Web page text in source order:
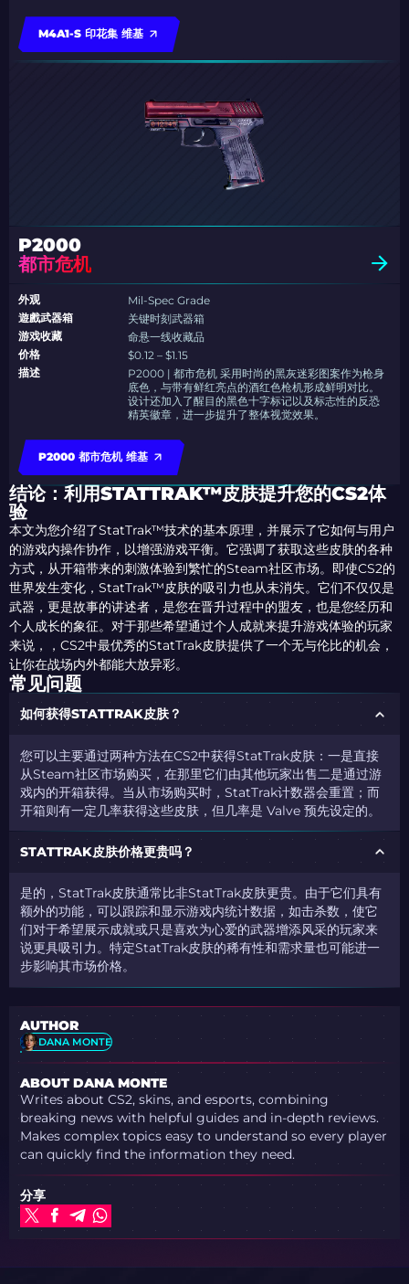
M4A1-S 印花集 维基
P2000
都市危机
外观
Mil-Spec Grade
遊戲武器箱
关键时刻武器箱
游戏收藏
命悬一线收藏品
价格
$0.12 – $1.15
描述
P2000 | 都市危机 采用时尚的黑灰迷彩图案作为枪身
底色，与带有鲜红亮点的酒红色枪机形成鲜明对比。
设计还加入了醒目的黑色十字标记以及标志性的反恐
精英徽章，进一步提升了整体视觉效果。
P2000 都市危机 维基
结论：利用STATTRAK™皮肤提升您的CS2体
验
本文为您介绍了StatTrak™技术的基本原理，并展示了它如何与用户
的游戏内操作协作，以增强游戏平衡。它强调了获取这些皮肤的各种
方式，从开箱带来的刺激体验到繁忙的Steam社区市场。即使CS2的
世界发生变化，StatTrak™皮肤的吸引力也从未消失。它们不仅仅是
武器，更是故事的讲述者，是您在晋升过程中的盟友，也是您经历和
个人成长的象征。对于那些希望通过个人成就来提升游戏体验的玩家
来说，，CS2中最优秀的StatTrak皮肤提供了一个无与伦比的机会，
让你在战场内外都能大放异彩。
常见问题
如何获得STATTRAK皮肤？
您可以主要通过两种方法在CS2中获得StatTrak皮肤：一是直接
从Steam社区市场购买，在那里它们由其他玩家出售二是通过游
戏内的开箱获得。当从市场购买时，StatTrak计数器会重置 ；而
开箱则有一定几率获得这些皮肤，但几率是 Valve 预先设定的。
STATTRAK皮肤价格更贵吗？
是的，StatTrak皮肤通常比非StatTrak皮肤更贵。由于它们具有
额外的功能，可以跟踪和显示游戏内统计数据，如击杀数，使它
们对于希望展示成就或只是喜欢为心爱的武器增添风采的玩家来
说更具吸引力。特定StatTrak皮肤的稀有性和需求量也可能进一
步影响其市场价格。
AUTHOR
DANA MONTE
ABOUT DANA MONTE
Writes about CS2, skins, and esports, combining
breaking news with helpful guides and in-depth reviews.
Makes complex topics easy to understand so every player
can quickly find the information they need.
分享